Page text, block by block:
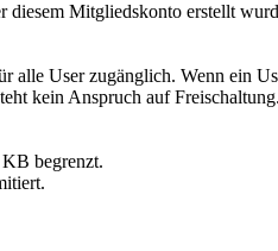
Mitgliedskonto erstellt
User zugänglich. Wenn ein
kein Anspruch auf Freischaltung.
begrenzt.